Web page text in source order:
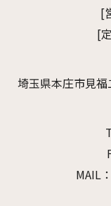
[
[
埼玉県本庄市見
MAIL